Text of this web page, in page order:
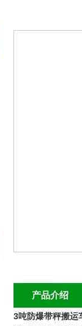
产品介绍
3吨防爆带秤搬运